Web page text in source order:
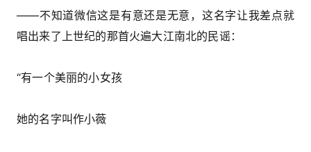
——不知道微信这是有意还是无意，这名字让我差点就
唱出来了上世纪的那首火遍大江南北的民谣：
“有一个美丽的小女孩
她的名字叫作小薇